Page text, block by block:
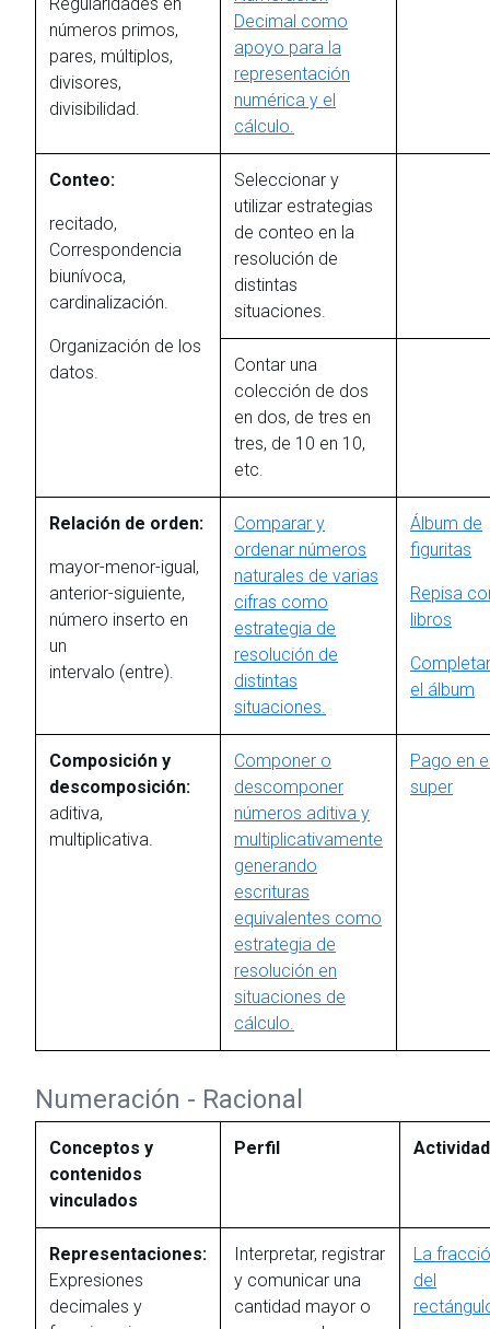
Regularidades en
números primos,
pares, múltiplos,
divisores,
divisibilidad.
Decimal como
apoyo para la
representación
numérica y el
cálculo.
Conteo:
recitado,
Correspondencia
biunívoca,
cardinalización.
Organización de los
datos.
Seleccionar y
utilizar estrategias
de conteo en la
resolución de
distintas
situaciones.
Contar una
colección de dos
en dos, de tres en
tres, de 10 en 10,
etc.
Relación de orden:
mayor-menor-igual,
anterior-siguiente,
número inserto en
un
intervalo (entre).
Comparar y
ordenar números
naturales de varias
cifras como
estrategia de
resolución de
distintas
situaciones.
Álbum de
figuritas
Repisa
libros
el álbum
Composición y
descomposición:
aditiva,
multiplicativa.
Componer o
descomponer
números aditiva y
multiplicativamente
generando
escrituras
equivalentes como
estrategia de
resolución en
situaciones de
cálculo.
Pago en
super
Numeración - Racional
Conceptos y
contenidos
vinculados
Perfil
Representaciones:
Expresiones
decimales y
Interpretar, registrar
y comunicar una
cantidad mayor o
La
del